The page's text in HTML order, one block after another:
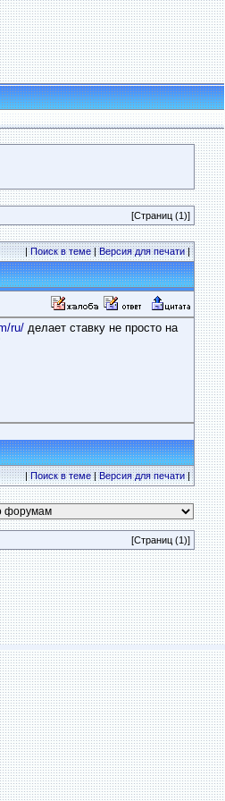
[Страниц (1)]
|Поиск в теме|Версия для печати|
ru/ делает ставку не просто на
|Поиск в теме|Версия для печати|
[Страниц (1)]